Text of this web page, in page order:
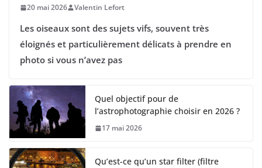
20 mai 2026 Valentin Lefort
Les oiseaux sont des sujets vifs, souvent très
éloignés et particulièrement délicats à prendre en
photo si vous n’avez pas
Quel objectif pour de
l’astrophotographie choisir en 2026 ?
17 mai 2026
Qu’est-ce qu’un star filter (filtre